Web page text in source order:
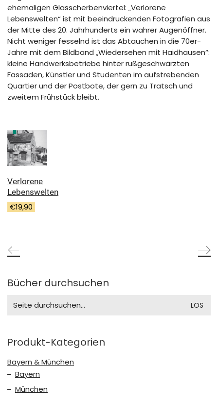
ehemaligen Glasscherbenviertel: „Verlorene
Lebenswelten“ ist mit beeindruckenden Fotografien aus
der Mitte des 20. Jahrhunderts ein wahrer Augenöffner.
Nicht weniger fesselnd ist das Abtauchen in die 70er-
Jahre mit dem Bildband „Wiedersehen mit Haidhausen“:
kleine Handwerksbetriebe hinter rußgeschwärzten
Fassaden, Künstler und Studenten im aufstrebenden
Quartier und der Postbote, der gern zu Tratsch und
zweitem Frühstück bleibt.
Verlorene
Lebenswelten
€19,90
Bücher durchsuchen
for:
Produkt-Kategorien
Bayern & München
Bayern
München